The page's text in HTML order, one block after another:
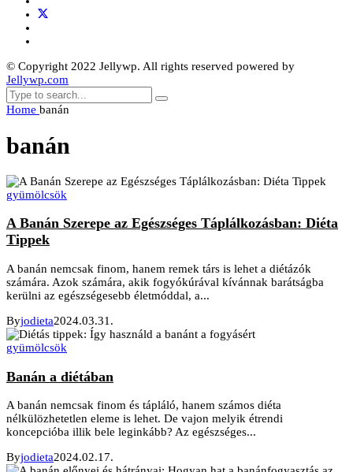
© Copyright 2022 Jellywp. All rights reserved powered by
Jellywp.com
Home banán
banán
gyümölcsök
A Banán Szerepe az Egészséges Táplálkozásban: Diéta
Tippek
A banán nemcsak finom, hanem remek társ is lehet a diétázók
számára. Azok számára, akik fogyókúrával kívánnak barátságba
kerülni az egészségesebb életmóddal, a...
Byjodieta2024.03.31.
gyümölcsök
Banán a diétában
A banán nemcsak finom és tápláló, hanem számos diéta
nélkülözhetetlen eleme is lehet. De vajon melyik étrendi
koncepcióba illik bele leginkább? Az egészséges...
Byjodieta2024.02.17.